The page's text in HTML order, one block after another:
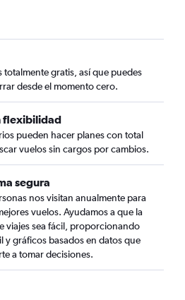
totalmente gratis, así que puedes
desde el momento cero.
flexibilidad
pueden hacer planes con total
vuelos sin cargos por cambios.
segura
nos visitan anualmente para
vuelos. Ayudamos a que la
viajes sea fácil, proporcionando
y gráficos basados en datos que
a tomar decisiones.